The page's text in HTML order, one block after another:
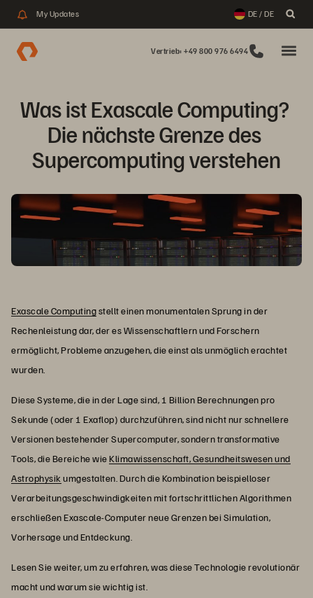
My Updates DE / DE
Vertrieb: +49 800 976 6494
Was ist Exascale Computing?
Die nächste Grenze des
Supercomputing verstehen
Exascale Computingstellt einen monumentalen Sprung in der
Rechenleistung dar, der es Wissenschaftlern und Forschern
ermöglicht, Probleme anzugehen, die einst als unmöglich erachtet
wurden.
Diese Systeme, die in der Lage sind, 1 Billion Berechnungen pro
Sekunde (oder 1 Exaflop) durchzuführen, sind nicht nur schnellere
Versionen bestehender Supercomputer, sondern transformative
Tools, die Bereiche wieKlimawissenschaft, Gesundheitswesen und
Astrophysikumgestalten. Durch die Kombination beispielloser
Verarbeitungsgeschwindigkeiten mit fortschrittlichen Algorithmen
erschließen Exascale-Computer neue Grenzen bei Simulation,
Vorhersage und Entdeckung.
Lesen Sie weiter, um zu erfahren, was diese Technologie revolutionär
macht und warum sie wichtig ist.